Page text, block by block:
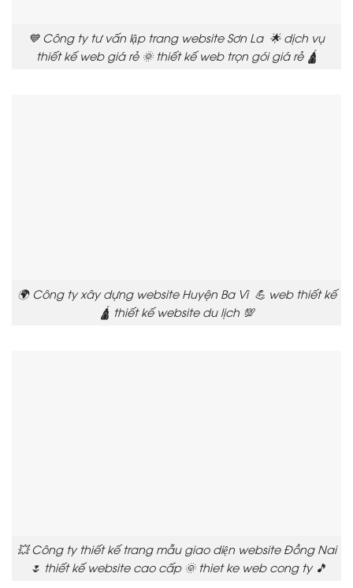
💙 Công ty tư vấn lập trang website Sơn La 🌟 dịch vụ
thiết kế web giá rẻ 🌞 thiết kế web trọn gói giá rẻ 🛕
🌍 Công ty xây dựng website Huyện Ba Vì 💪 web thiết kế
🛕 thiết kế website du lịch 💯
💥 Công ty thiết kế trang mẫu giao diện website Đồng Nai
🌷 thiết kế website cao cấp 🌞 thiet ke web cong ty 🎵